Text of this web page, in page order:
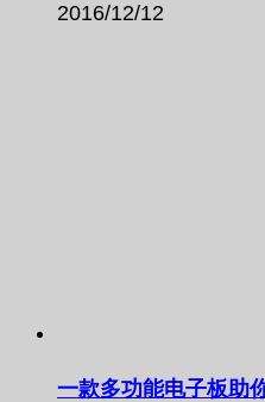
2016/12/12
一款多功能电子板助